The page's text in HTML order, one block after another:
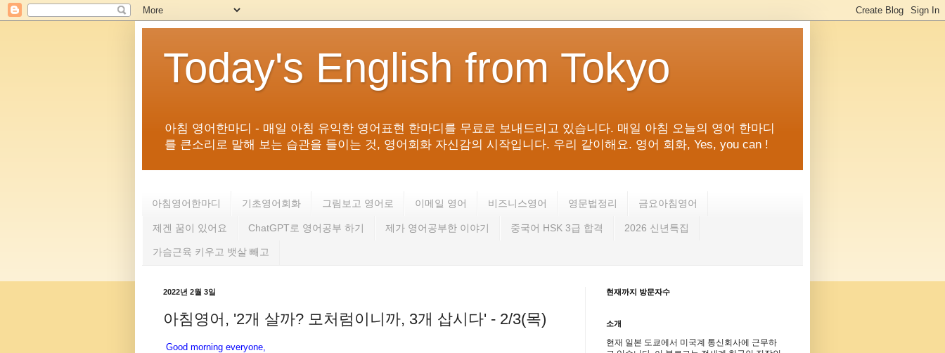
Today's English from Tokyo
아침 영어한마디 - 매일 아침 유익한 영어표현 한마디를 무료로 보내드리고 있습니다. 매일 아침 오늘의 영어 한마디
를 큰소리로 말해 보는 습관을 들이는 것, 영어회화 자신감의 시작입니다. 우리 같이해요. 영어 회화, Yes, you can !
아침영어한마디 기초영어회화 그림보고 영어로 이메일 영어 비즈니스영어 영문법정리 금요아침영어
제겐 꿈이 있어요 ChatGPT로 영어공부 하기 제가 영어공부한 이야기 중국어 HSK 3급 합격 2026 신년특집
가슴근육 키우고 뱃살 빼고
2022년 2월 3일
아침영어, '2개 살까? 모처럼이니까, 3개 삽시다' - 2/3(목)
Good morning everyone,
현재까지 방문자수
소개
현재 일본 도쿄에서 미국계 통신회사에 근무하